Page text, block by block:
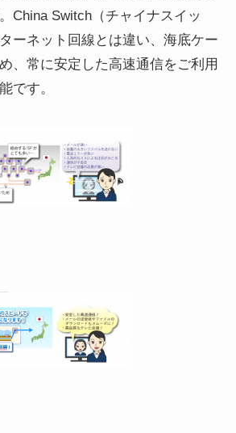
China Switch（チャイナスイッ
ーネット回線とは違い、海底ケー
、常に安定した高速通信をご利用
です。